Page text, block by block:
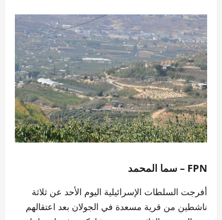
FPN – سما المحمد
أفرجت السلطات الإسرائيلية اليوم الأحد عن ثلاثة
ناشطين من قرية مسعدة في الجولان بعد اعتقالهم